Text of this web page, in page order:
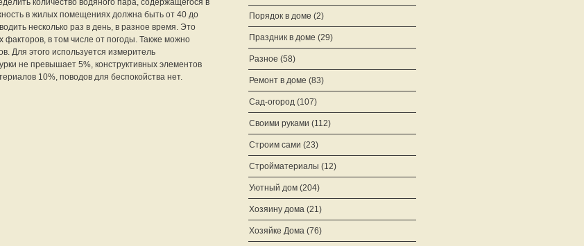
количество водяного пара, содержащегося в
в жилых помещениях должна быть от 40 до
несколько раз в день, в разное время. Это
факторов, в том числе от погоды. Также можно
Для этого используется измеритель
не превышает 5%, конструктивных элементов
10%, поводов для беспокойства нет.
Порядок в доме (2)
Праздник в доме (29)
Разное (58)
Ремонт в доме (83)
Сад-огород (107)
Своими руками (112)
Строим сами (23)
Стройматериалы (12)
Уютный дом (204)
Хозяину дома (21)
Хозяйке Дома (76)